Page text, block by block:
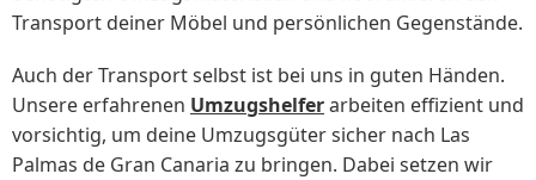
Transport deiner Möbel und persönlichen Gegenstände.
Auch der Transport selbst ist bei uns in guten Händen.
Unsere erfahrenen Umzugshelferarbeiten effizient und
vorsichtig, um deine Umzugsgüter sicher nach Las
Palmas de Gran Canaria zu bringen. Dabei setzen wir